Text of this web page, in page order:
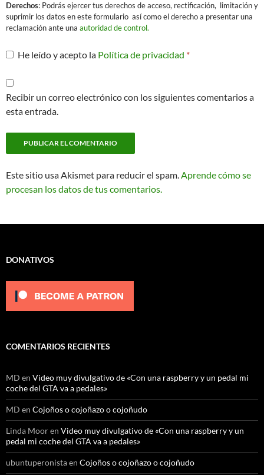
Derechos: Podrás ejercer tus derechos de acceso, rectificación, limitación y
suprimir los datos en este formulario así como el derecho a presentar una
reclamación ante una autoridad de control.
He leído y acepto la Política de privacidad *
Recibir un correo electrónico con los siguientes comentarios a
esta entrada.
Este sitio usa Akismet para reducir el spam.Aprende cómo se
procesan los datos de tus comentarios.
DONATIVOS
COMENTARIOS RECIENTES
MD en Video muy divulgativo de «Con una raspberry y un pedal mi
coche del GTA va a pedales»
MD en Cojoños o cojoñazo o cojoñudo
Linda Mooren Video muy divulgativo de «Con una raspberry y un
pedal mi coche del GTA va a pedales»
ubuntuperonistaen Cojoños o cojoñazo o cojoñudo